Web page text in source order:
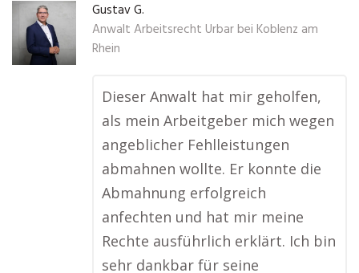
Gustav G.
Anwalt Arbeitsrecht Urbar bei Koblenz am
Rhein
Dieser Anwalt hat mir geholfen,
als mein Arbeitgeber mich wegen
angeblicher Fehlleistungen
abmahnen wollte. Er konnte die
Abmahnung erfolgreich
anfechten und hat mir meine
Rechte ausführlich erklärt. Ich bin
sehr dankbar für seine